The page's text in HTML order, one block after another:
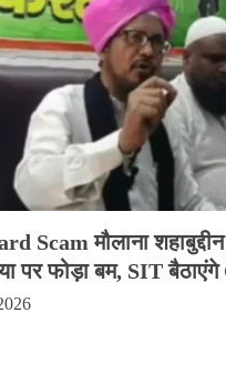
Scam मौलाना
पर फोड़ा बम, SIT बैठाएंगे